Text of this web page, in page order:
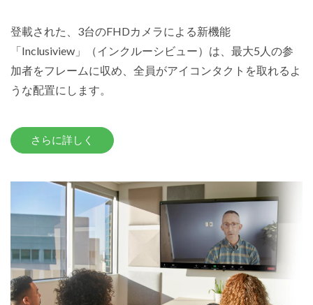
登載された、3台のFHDカメラによる新機能
「Inclusiview」（インクルーシビュー）は、最大5人の参
加者をフレームに収め、全員がアイコンタクトを取れるよ
うな配置にします。
さらに詳しく